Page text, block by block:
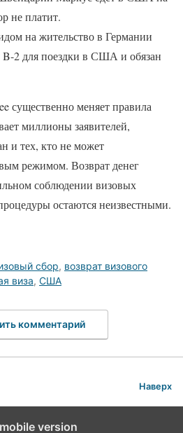
не платит.
на жительство в Германии
B-2 для поездки в США и обязан
существенно меняет правила
миллионы заявителей,
и тех, кто не может
режимом. Возврат денег
соблюдении визовых
остаются неизвестными.
сбор, возврат визового
виза, США
комментарий
Наверх
version